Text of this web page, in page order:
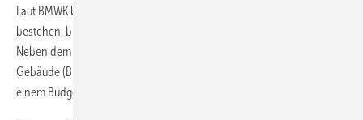
Laut BMWK bleibt mit der BEG-Reform das übergeordnete Ziel
bestehen, bis 2045 Klimaneutralität im Gebäudebestand zu erreichen.
Neben dem Ordnungsrecht sei die Bundesförderung für effiziente
Gebäude (BEG) hier ein zentrales politisches Instrument, das mit
einem Budget von 13 Mrd. Euro für 2023 an den Start geht.